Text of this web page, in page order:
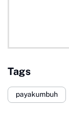
Tags
payakumbuh